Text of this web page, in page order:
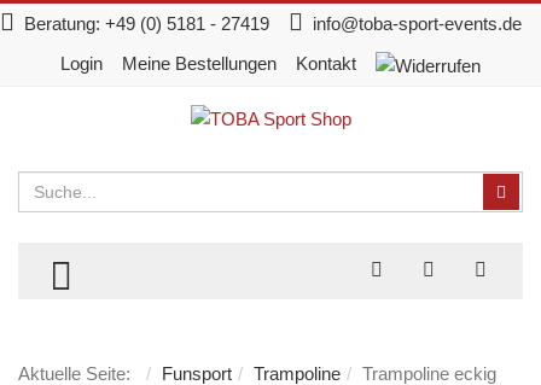
Beratung: +49 (0) 5181 - 27419
info@toba-sport-events.de
Login
Meine Bestellungen Kontakt
Suchen
TOGGLE MENU
Aktuelle Seite: Funsport Trampoline Trampoline eckig